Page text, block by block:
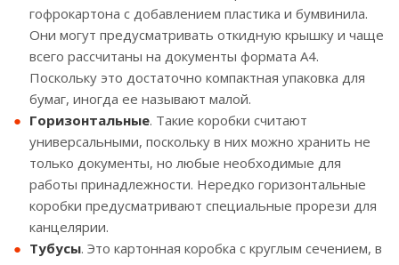
гофрокартона с добавлением пластика и бумвинила.
Они могут предусматривать откидную крышку и чаще
всего рассчитаны на документы формата А4.
Поскольку это достаточно компактная упаковка для
бумаг, иногда ее называют малой.
Горизонтальные. Такие коробки считают
универсальными, поскольку в них можно хранить не
только документы, но любые необходимые для
работы принадлежности. Нередко горизонтальные
коробки предусматривают специальные прорези для
канцелярии.
Тубусы. Это картонная коробка с круглым сечением, в